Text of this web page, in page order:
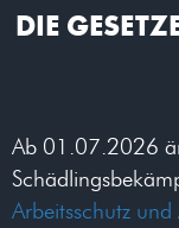
DIE
Ab 01.07.2026
Arbeitsschutz und